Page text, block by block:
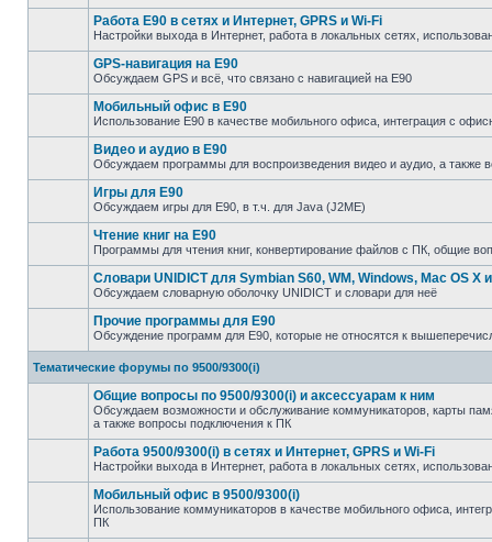
Работа E90 в сетях и Интернет, GPRS и Wi-Fi
Настройки выхода в Интернет, работа в локальных сетях,
GPS-навигация на E90
Обсуждаем GPS и всё, что связано с навигацией на E90
Мобильный офис в E90
Использование E90 в качестве мобильного офиса, интеграция с
Видео и аудио в E90
Обсуждаем программы для воспроизведения видео и аудио, а также
Игры для E90
Обсуждаем игры для E90, в т.ч. для Java (J2ME)
Чтение книг на E90
Программы для чтения книг, конвертирование файлов с ПК, общие
Словари UNIDICT для Symbian S60, WM, Windows, Mac OS X
Обсуждаем словарную оболочку UNIDICT и словари для неё
Прочие программы для E90
Обсуждение программ для E90, которые не относятся к
Тематические форумы по 9500/9300(i)
Общие вопросы по 9500/9300(i) и аксессуарам к ним
Обсуждаем возможности и обслуживание коммуникаторов, карты
а также вопросы подключения к ПК
Работа 9500/9300(i) в сетях и Интернет, GPRS и Wi-Fi
Настройки выхода в Интернет, работа в локальных сетях,
Мобильный офис в 9500/9300(i)
Использование коммуникаторов в качестве мобильного офиса,
ПК